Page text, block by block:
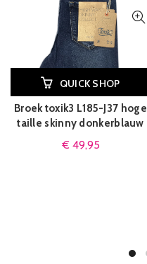
QUICK SHOP
Broek toxik3 L185-J37 hoge
taille skinny donkerblauw
€ 49,95